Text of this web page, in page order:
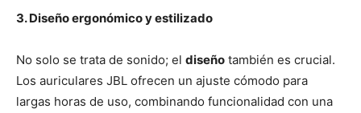
3. Diseño ergonómico y estilizado
No solo se trata de sonido; el diseño también es crucial.
Los auriculares JBL ofrecen un ajuste cómodo para
largas horas de uso, combinando funcionalidad con una